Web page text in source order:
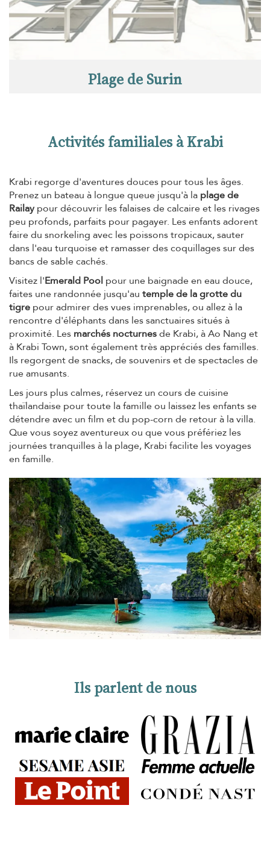
Plage de Surin
Activités familiales à Krabi
Krabi regorge d'aventures douces pour tous les âges.
Prenez un bateau à longue queue jusqu'à la plage de
Railaypour découvrir les falaises de calcaire et les rivages
peu profonds, parfaits pour pagayer. Les enfants adorent
faire du snorkeling avec les poissons tropicaux, sauter
dans l'eau turquoise et ramasser des coquillages sur des
bancs de sable cachés.
Visitez l'Emerald Pool pour une baignade en eau douce,
faites une randonnée jusqu'au temple de la grotte du
tigre pour admirer des vues imprenables, ou allez à la
rencontre d'éléphants dans les sanctuaires situés à
proximité. Les marchés nocturnesde Krabi, à Ao Nang et
à Krabi Town, sont également très appréciés des familles.
Ils regorgent de snacks, de souvenirs et de spectacles de
rue amusants.
Les jours plus calmes, réservez un cours de cuisine
thaïlandaise pour toute la famille ou laissez les enfants se
détendre avec un film et du pop-corn de retour à la villa.
Que vous soyez aventureux ou que vous préfériez les
journées tranquilles à la plage, Krabi facilite les voyages
en famille.
Ils parlent de nous